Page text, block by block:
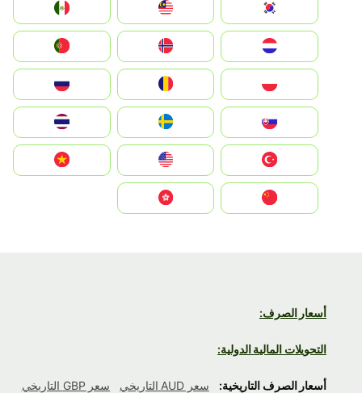
South Korea
Nederland
Portugal
România
Slovensko
United States
Vietnam
أسعار الصرف:
التحويلات المالية الدولية:
أسعار الصرف التاريخية: سعر AUD التاريخي
سعر GBP التاريخي